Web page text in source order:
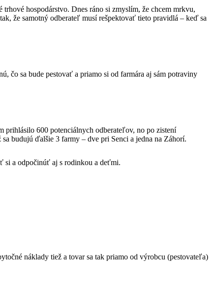
hospodárstvo. Dnes ráno si zmyslím, že chcem mrkvu,
že samotný odberateľ musí rešpektovať tieto pravidlá – keď sa
čo sa bude pestovať a priamo si od farmára aj sám potraviny
prihlásilo 600 potenciálnych odberateľov, no po zistení
budujú ďalšie 3 farmy – dve pri Senci a jedna na Záhorí.
si a odpočinúť aj s rodinkou a deťmi.
náklady tiež a tovar sa tak priamo od výrobcu (pestovateľa)